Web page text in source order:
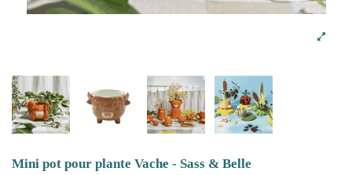
Mini pot pour plante Vache - Sass & Belle